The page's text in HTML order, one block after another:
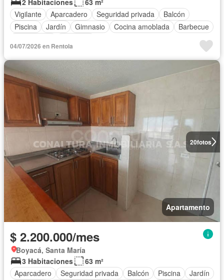
Vigilante
Aparcadero Seguridad privada
Balcón
Piscina
Jardín Gimnasio Cocina amoblada
Barbecue
04/07/2026 en Rentola
20fotos
Apartamento
$ 2.200.000/mes
Boyacá, Santa María
3 Habitaciones
63 m²
Aparcadero
Seguridad privada Balcón Piscina
Jardín